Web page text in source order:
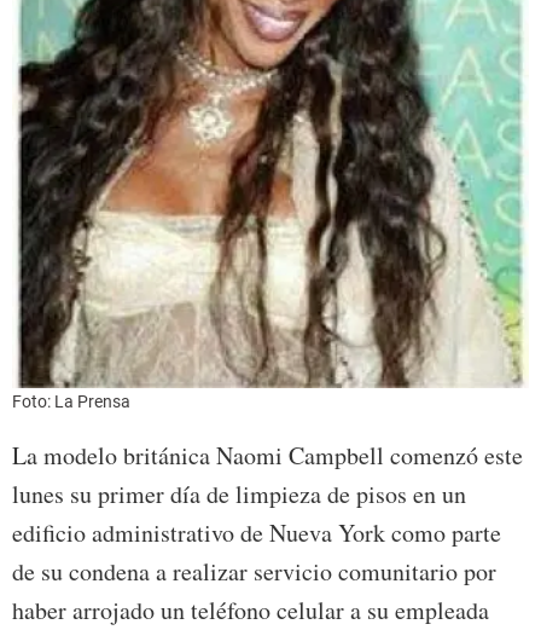
Foto: La Prensa
La modelo británica Naomi Campbell comenzó este
lunes su primer día de limpieza de pisos en un
edificio administrativo de Nueva York como parte
de su condena a realizar servicio comunitario por
haber arrojado un teléfono celular a su empleada